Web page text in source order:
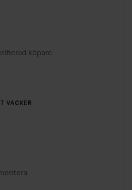
1 år
köpare
VACKER